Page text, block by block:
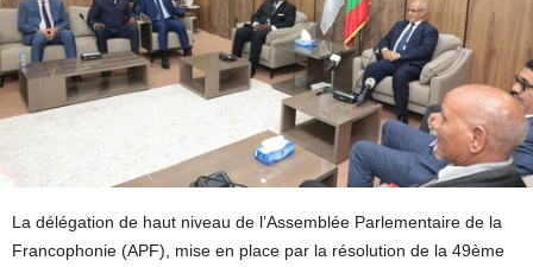
La délégation de haut niveau de l’Assemblée Parlementaire de la
Francophonie (APF), mise en place par la résolution de la 49ème